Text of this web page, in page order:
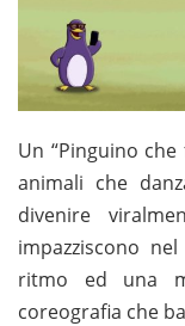
Un “Pinguino
animali che
divenire
impazziscono
ritmo ed una
coreografia che